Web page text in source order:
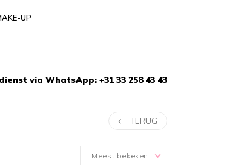
UP
via WhatsApp: +31 33 258 43 43
TERUG
Meest bekeken